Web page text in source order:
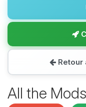
Retour
All the